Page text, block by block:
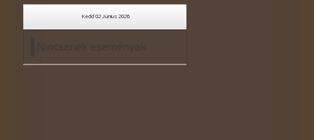
Kedd 02 Június 2026